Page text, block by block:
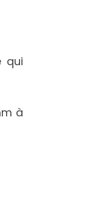
qui
à